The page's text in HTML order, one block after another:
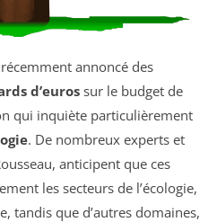
annoncé des
d’euros sur le budget de
qui inquiète particulièrement
. De nombreux experts et
anticipent que ces
les secteurs de l’écologie,
tandis que d’autres domaines,